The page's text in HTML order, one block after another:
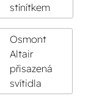
stínítkem
Osmont
Altair
přisazená
svítidla